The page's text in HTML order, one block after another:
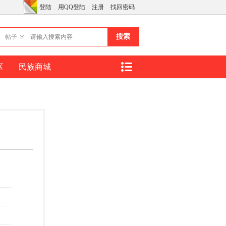
登陆 用QQ登陆 注册 找回密码
帖子 搜索
民族商城